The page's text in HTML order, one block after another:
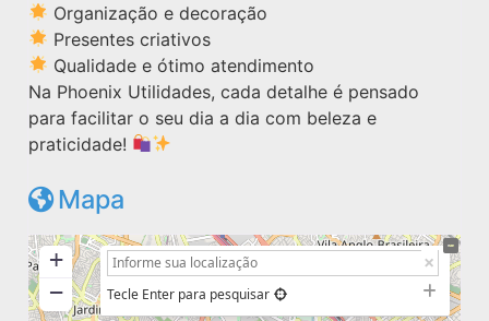
Organização e decoração
Presentes criativos
Qualidade e ótimo atendimento
Na Phoenix Utilidades, cada detalhe é pensado
para facilitar o seu dia a dia com beleza e
praticidade!
Mapa
+
−
Tecle Enter para pesquisar